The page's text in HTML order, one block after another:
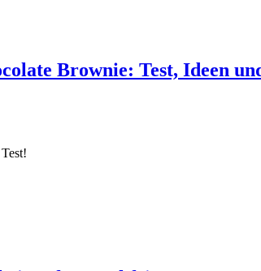
Brownie: Test, Ideen